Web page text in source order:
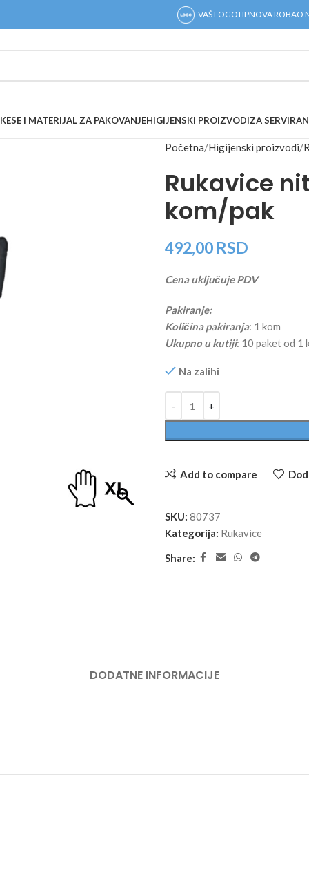
VAŠ LOGOTIPNOVA ROBAO
KESE I MATERIJAL ZA PAKOVANJEHIGIJENSKI PROIZVODIZA
Početna Higijenski proizvodi
Rukavice
kom/pak
492,00 RSD
Cena uključuje PDV
Pakiranje:
Količina pakiranja: 1 kom
Ukupno u kutiji: 10 paket od 1
Na zalihi
Add to compare
SKU: 80737
Kategorija: Rukavice
Share:
DODATNE INFORMACIJE